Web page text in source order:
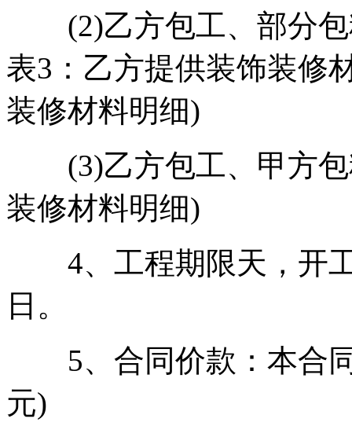
(2)乙方包工、部分包
表3：乙方提供装饰装修
装修材料明细)
(3)乙方包工、甲方包
装修材料明细)
4、工程期限天，开工
日。
5、合同价款：本合同
元)